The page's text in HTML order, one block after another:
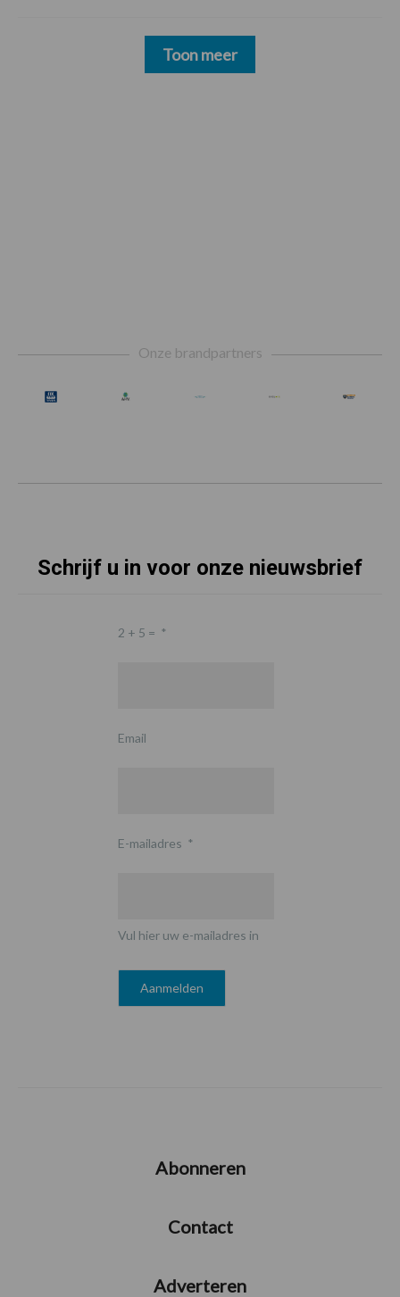
Toon meer
Onze brandpartners
Schrijf u in voor onze nieuwsbrief
2 + 5 = *
Email
E-mailadres *
Vul hier uw e-mailadres in
Abonneren
Contact
Adverteren